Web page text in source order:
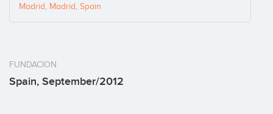
Madrid, Madrid, Spain
FUNDACION
Spain, September/2012